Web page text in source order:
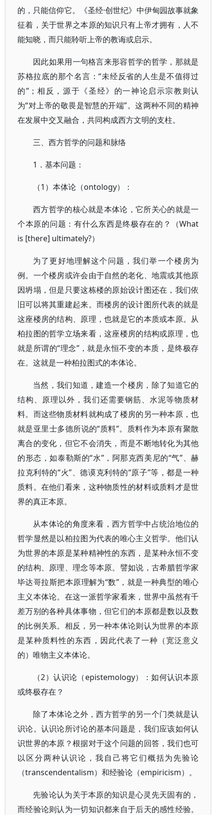
的，只能信仰它。《圣经·创世纪》中伊甸园故事就象
征着，关于世界之本原的知识只有上帝才拥有，人不
能知晓，而只能聆听上帝的教诲或启示。
因此如果用一句格言来形容哲学的哲学，那就是
苏格拉底的那个名言：“未经反省的人生是不值得过
的”；相反，源于《圣经》的一神论启示宗教则认
为“对上帝的敬畏是智慧的开端”。这两种不同的精神
在发展中交叉融合，共同构成西方文明的支柱。
三、西方哲学的问题和脉络
1．基本问题：
（1）本体论（ontology）：
西方哲学的核心就是本体论，它所关心的就是一
个本原的问题：有什么东西是终极存在的？（What
is [there] ultimately?）
为了更好地理解这个问题，我们举一个楼房为
例。一个楼房或许会由于自然的老化、地震或其他原
因坍塌，但是只要这栋楼的原始设计图还在，我们依
旧可以将其重建起来。而楼房的设计图所代表的就是
这座楼房的结构、原理，也就是它的本质或本原。从
柏拉图的哲学立场来看，这座楼房的结构或原理，也
就是所谓的“理念”，就是永恒不变的本质，是终极存
在。这就是一种柏拉图式的本体论。
当然，我们知道，建造一个楼房，除了知道它的
结构、原理以外，我们还需要钢筋、水泥等物质材
料。而这些物质材料就构成了楼房的另一种本原，也
就是亚里士多德所说的“质料”。质料作为本原有聚散
离合的变化，但它不会消失，而是不断地转化为其他
的形态，如泰勒斯的“水”，阿那克西美尼的“气”、赫
拉克利特的“火”、德谟克利特的“原子”等，都是一种
质料。在他们看来，这种物质性的材料或质料才是世
界的真正本原。
从本体论的角度来看，西方哲学中占统治地位的
哲学显然是以柏拉图为代表的唯心主义哲学。他们认
为世界的本原是某种精神性的东西，是某种永恒不变
的结构、原理、理念等本原。譬如说，古希腊哲学家
毕达哥拉斯把本原理解为“数”，就是一种典型的唯心
主义本体论。在这一派哲学家看来，世界中虽然有千
差万别的各种具体事物，但它们的本原都是数以及数
的比例关系。相反，另一种本体论则认为世界的本原
是某种质料性的东西，因此代表了一种（宽泛意义
的）唯物主义本体论。
（2）认识论（epistemology）：如何认识本原
或终极存在？
除了本体论之外，西方哲学的另一个门类就是认
识论。认识论所讨论的基本问题是，我们应该如何认
识世界的本原？根据对于这个问题的回答，我们也可
以区分两种认识论，我自己将它们概括为先验论
（transcendentalism）和经验论（empiricism）。
先验论认为关于本原的知识是心灵先天固有的，
而经验论则认为一切知识都来自于后天的感性经验。